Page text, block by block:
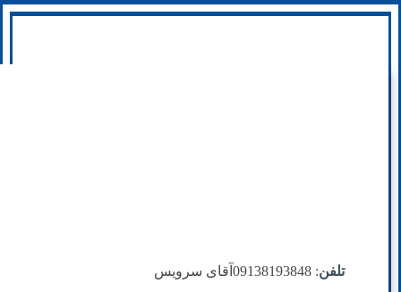
تلفن: 09138193848 آقای سرویس